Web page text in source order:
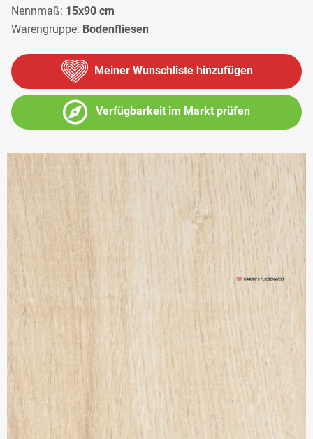
Nennmaß: 15x90 cm
Warengruppe: Bodenfliesen
Verfügbarkeit im Markt prüfen
Meiner Wunschliste hinzufügen